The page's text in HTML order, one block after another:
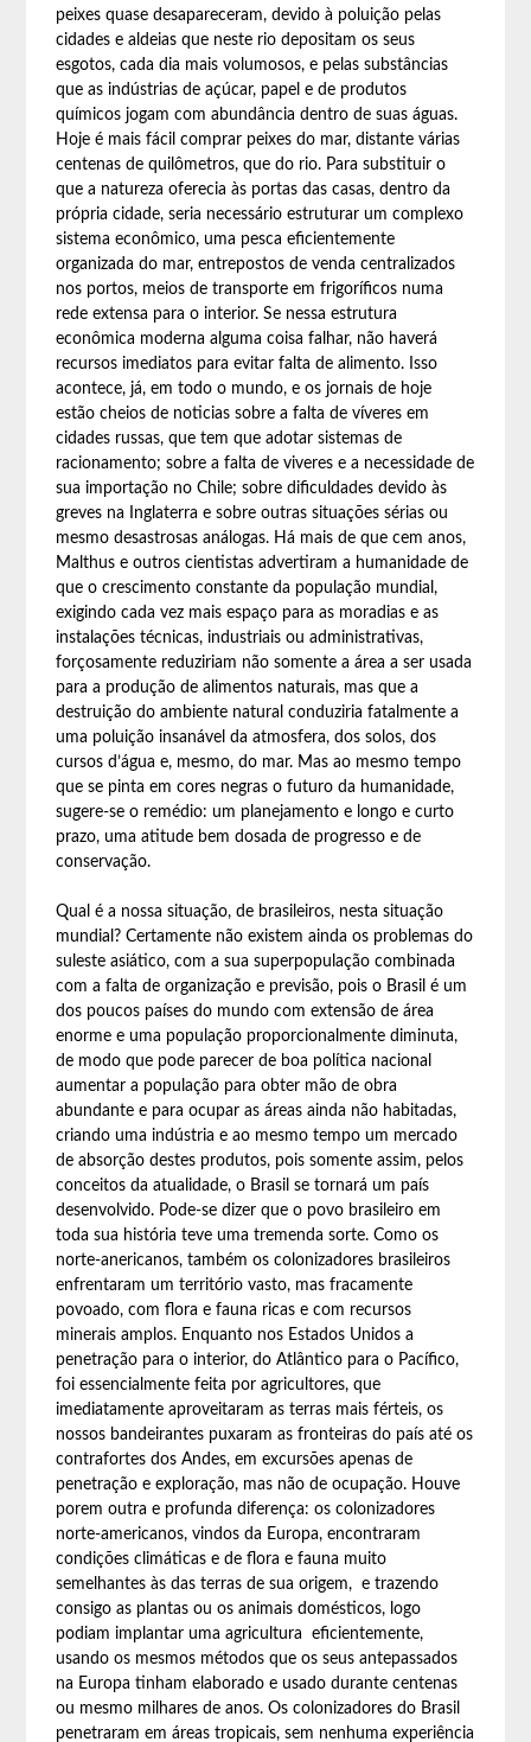
peixes quase desapareceram, devido à poluição pelas
cidades e aldeias que neste rio depositam os seus
esgotos, cada dia mais volumosos, e pelas substâncias
que as indústrias de açúcar, papel e de produtos
químicos jogam com abundância dentro de suas águas.
Hoje é mais fácil comprar peixes do mar, distante várias
centenas de quilômetros, que do rio. Para substituir o
que a natureza oferecia às portas das casas, dentro da
própria cidade, seria necessário estruturar um complexo
sistema econômico, uma pesca eficientemente
organizada do mar, entrepostos de venda centralizados
nos portos, meios de transporte em frigoríficos numa
rede extensa para o interior. Se nessa estrutura
econômica moderna alguma coisa falhar, não haverá
recursos imediatos para evitar falta de alimento. Isso
acontece, já, em todo o mundo, e os jornais de hoje
estão cheios de noticias sobre a falta de víveres em
cidades russas, que tem que adotar sistemas de
racionamento; sobre a falta de viveres e a necessidade de
sua importação no Chile; sobre dificuldades devido às
greves na Inglaterra e sobre outras situações sérias ou
mesmo desastrosas análogas. Há mais de que cem anos,
Malthus e outros cientistas advertiram a humanidade de
que o crescimento constante da população mundial,
exigindo cada vez mais espaço para as moradias e as
instalações técnicas, industriais ou administrativas,
forçosamente reduziriam não somente a área a ser usada
para a produção de alimentos naturais, mas que a
destruição do ambiente natural conduziria fatalmente a
uma poluição insanável da atmosfera, dos solos, dos
cursos d’água e, mesmo, do mar. Mas ao mesmo tempo
que se pinta em cores negras o futuro da humanidade,
sugere-se o remédio: um planejamento e longo e curto
prazo, uma atitude bem dosada de progresso e de
conservação.
Qual é a nossa situação, de brasileiros, nesta situação
mundial? Certamente não existem ainda os problemas do
suleste asiático, com a sua superpopulação combinada
com a falta de organização e previsão, pois o Brasil é um
dos poucos países do mundo com extensão de área
enorme e uma população proporcionalmente diminuta,
de modo que pode parecer de boa política nacional
aumentar a população para obter mão de obra
abundante e para ocupar as áreas ainda não habitadas,
criando uma indústria e ao mesmo tempo um mercado
de absorção destes produtos, pois somente assim, pelos
conceitos da atualidade, o Brasil se tornará um país
desenvolvido. Pode-se dizer que o povo brasileiro em
toda sua história teve uma tremenda sorte. Como os
norte-anericanos, também os colonizadores brasileiros
enfrentaram um território vasto, mas fracamente
povoado, com flora e fauna ricas e com recursos
minerais amplos. Enquanto nos Estados Unidos a
penetração para o interior, do Atlântico para o Pacífico,
foi essencialmente feita por agricultores, que
imediatamente aproveitaram as terras mais férteis, os
nossos bandeirantes puxaram as fronteiras do país até os
contrafortes dos Andes, em excursões apenas de
penetração e exploração, mas não de ocupação. Houve
porem outra e profunda diferença: os colonizadores
norte-americanos, vindos da Europa, encontraram
condições climáticas e de flora e fauna muito
semelhantes às das terras de sua origem, e trazendo
consigo as plantas ou os animais domésticos, logo
podiam implantar uma agricultura eficientemente,
usando os mesmos métodos que os seus antepassados
na Europa tinham elaborado e usado durante centenas
ou mesmo milhares de anos. Os colonizadores do Brasil
penetraram em áreas tropicais, sem nenhuma experiência